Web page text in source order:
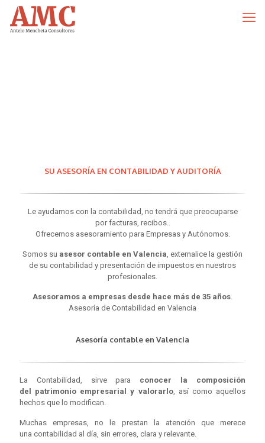
SU ASESORÍA EN CONTABILIDAD Y AUDITORÍA
Le ayudamos con la contabilidad, no tendrá que preocuparse
por facturas, recibos..
Ofrecemos asesoramiento para Empresas y Autónomos.
Somos su asesor contable en Valencia, externalice la gestión
de su contabilidad y presentación de impuestos en nuestros
profesionales.
Asesoramos a empresas desde hace más de 35 años.
Asesoría de Contabilidad en Valencia
Asesoría contable en Valencia
La Contabilidad, sirve para conocer la composición
del patrimonio empresarial y valorarlo, así como aquellos
hechos que lo modifican.
Muchas empresas, no le prestan la atención que merece
una contabilidad al día, sin errores, clara y relevante.